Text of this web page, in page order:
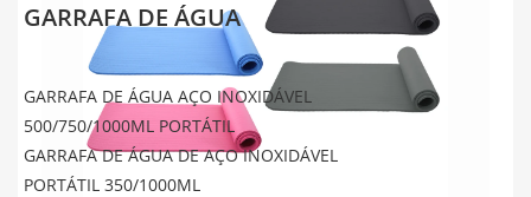
GARRAFA DE ÁGUA
GARRAFA DE ÁGUA AÇO INOXIDÁVEL
500/750/1000ML PORTÁTIL
GARRAFA DE ÁGUA DE AÇO INOXIDÁVEL
PORTÁTIL 350/1000ML